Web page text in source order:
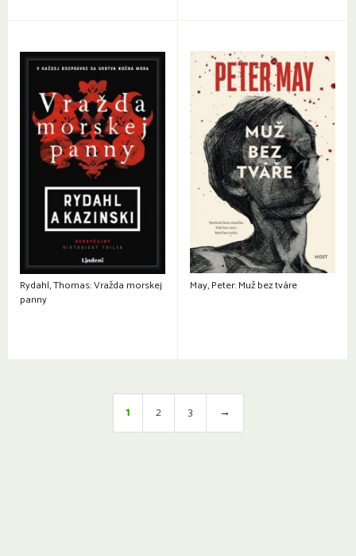
Rydahl, Thomas: Vražda morskej
panny
May, Peter: Muž bez tváre
1 2 3 →